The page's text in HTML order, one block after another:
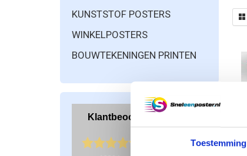
Toestemming
KUNSTSTOF POSTERS
WINKELPOSTERS
BOUWTEKENINGEN PRINTEN